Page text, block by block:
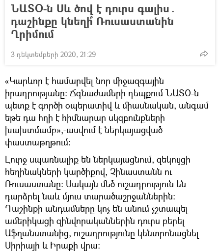
ՆԱՏՕ-ն Սև ծով է դուրս գալիս․
դաշինքը կնեղի՞ Ռուսաստանին
Ղրիմում
3 դեկտեմբերի 2020, 21:29
«Կարևոր է համարվել նոր միջազգային
իրադրությանը։ Ճգնաժամերի դեպքում ՆԱՏՕ-ն
պետք է գործի օպերատիվ և միասնական, անգամ
եթե դա հղի է հիմնարար սկզբունքների
խախտմամբ»,-ասվում է ներկայացված
փաստաթղթում։
Լուրջ սպառնալիք են ներկայացնում, զեկույցի
հեղինակների կարծիքով, Չինաստանն ու
Ռուսաստանը։ Սակայն մեծ ուշադրություն են
դարձրել նաև մյուս տարածաշրջաններին։
Դաշինքի անդամները կոչ են անում չշտապել
ամերիկացի զինվորականներին դուրս բերել
Աֆղանստանից, ուշադրությունը կենտրոնացնել
Սիրիայի և Իրաքի վրա։